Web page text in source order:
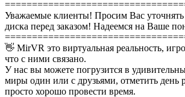
Уважаемые клиенты! Просим Вас
диска перед заказом! Надеемся на Ваше
👋 MirVR это виртуальная реальность,
что с ними связано.
У нас вы можете погрузится в
миры один или с друзьями, отметить день
просто хорошо провести время.